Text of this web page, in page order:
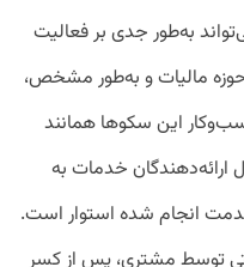
به‌طور جدی بر فعالیت
مالیات و به‌طور مشخص،
این سکوها همانند
ارائه‌دهندگان خدمات به
انجام‌ شده استوار است.
توسط مشتری، پس از کسر